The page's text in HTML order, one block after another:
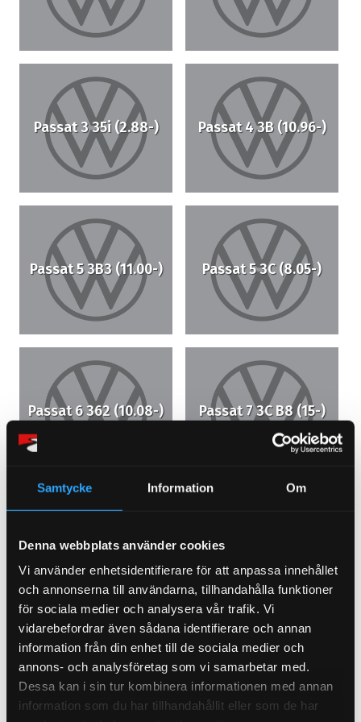
Samtycke Information Om
Denna webbplats använder cookies
Vi använder enhetsidentifierare för att anpassa innehållet
och annonserna till användarna, tillhandahålla funktioner
för sociala medier och analysera vår trafik. Vi
vidarebefordrar även sådana identifierare och annan
information från din enhet till de sociala medier och
annons- och analysföretag som vi samarbetar med.
Dessa kan i sin tur kombinera informationen med annan
information som du har tillhandahållit eller som de har
Passat 3 35i (2.88-) Passat 4 3B (10.96-)
Passat 5 3B3 (11.00-) Passat 5 3C (8.05-)
Passat 6 362 (10.08-) Passat 7 3C B8 (15-)
Passat CC (4.08-) Phaeton (02-)
Polo 1 86,C (8.76-7.90) Polo 2 86C (8.90-94)